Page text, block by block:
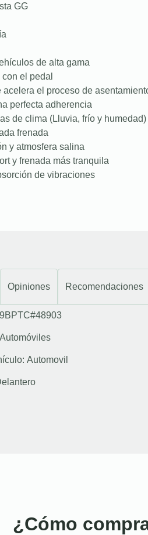
GG
de alta gama
el pedal
el proceso de
perfecta adherencia
de clima (Lluvia, frío y humedad)
frenada
y atmosfera salina
y frenada más tranquila
de vibraciones
Opiniones Recomendaciones
Automóviles
Automovil
¿Cómo